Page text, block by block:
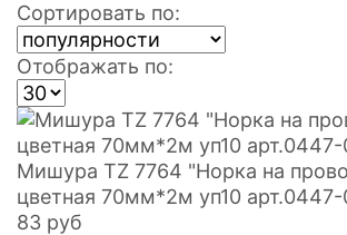
Сортировать по:
Отображать по:
Мишура TZ 7764 "Норка на
цветная 70мм*2м уп10 арт.0447-
83 руб